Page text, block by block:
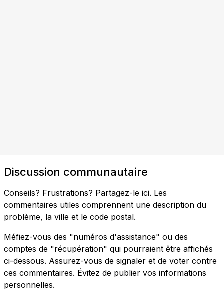
Discussion communautaire
Conseils? Frustrations? Partagez-le ici. Les
commentaires utiles comprennent une description du
problème, la ville et le code postal.
Méfiez-vous des "numéros d'assistance" ou des
comptes de "récupération" qui pourraient être affichés
ci-dessous. Assurez-vous de signaler et de voter contre
ces commentaires. Évitez de publier vos informations
personnelles.